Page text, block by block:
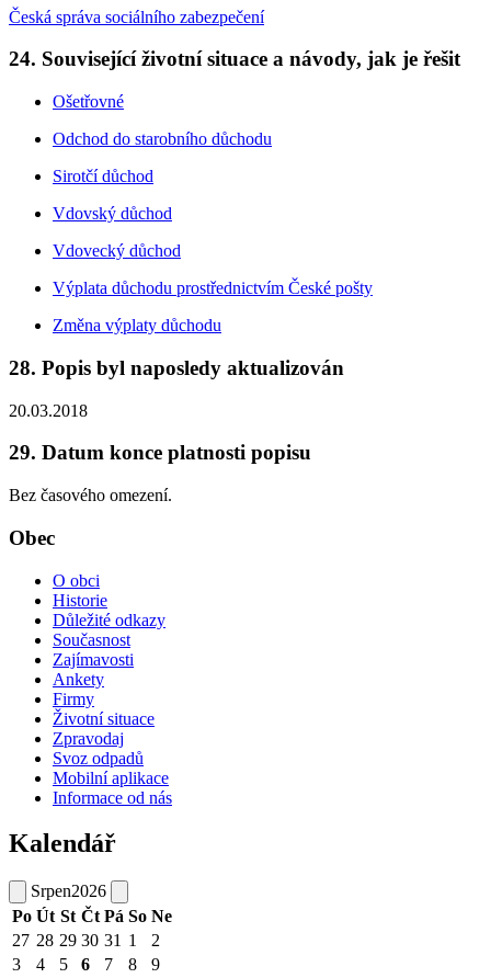
Česká správa sociálního zabezpečení
24. Související životní situace a návody, jak je řešit
Ošetřovné
Odchod do starobního důchodu
Sirotčí důchod
Vdovský důchod
Vdovecký důchod
Výplata důchodu prostřednictvím České pošty
Změna výplaty důchodu
28. Popis byl naposledy aktualizován
20.03.2018
29. Datum konce platnosti popisu
Bez časového omezení.
Obec
O obci
Historie
Důležité odkazy
Současnost
Zajímavosti
Ankety
Firmy
Životní situace
Zpravodaj
Svoz odpadů
Mobilní aplikace
Informace od nás
Kalendář
Srpen2026
Po Út St Čt Pá So Ne
27 28 29 30 31 1
2
3
4 5 6 7 8
9